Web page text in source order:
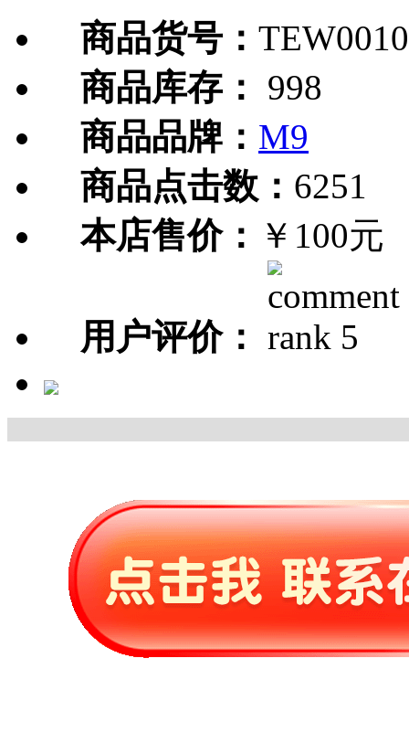
商品货号：
商品库存：
998
商品品牌： M9
商品点击数： 6251
本店售价： ￥100元
用户评价：